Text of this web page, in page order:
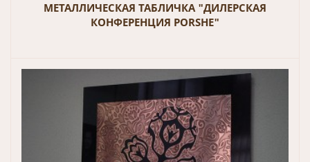
МЕТАЛЛИЧЕСКАЯ ТАБЛИЧКА "ДИЛЕРСКАЯ
КОНФЕРЕНЦИЯ PORSHE"